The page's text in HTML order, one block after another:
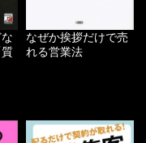
なぜか挨拶だけで売
れる営業法